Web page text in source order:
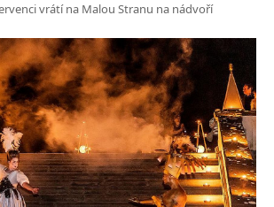
vrátí na Malou Stranu na nádvoří